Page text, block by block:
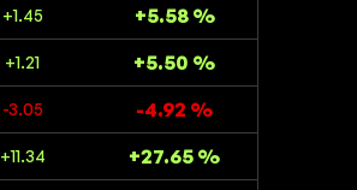
+1.45 +5.58 %
+1.21 +5.50 %
-3.05 -4.92 %
+11.34 +27.65 %